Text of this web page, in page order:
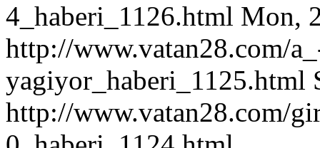
4_haberi_1126.html Mon,
http://www.vatan28.com/
yagiyor_haberi_1125.html
http://www.vatan28.com/